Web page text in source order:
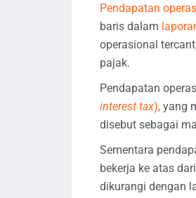
Pendapatan
baris dalam
operasional
pajak.
Pendapatan
interest tax), yang
disebut sebagai
Sementara
bekerja ke atas
dikurangi dengan